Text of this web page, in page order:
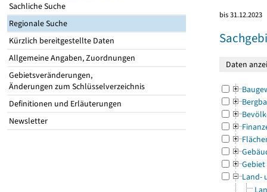
Sachliche Suche
Regionale Suche
Kürzlich bereitgestellte Daten
Allgemeine Angaben, Zuordnungen
Gebietsveränderungen,
Änderungen zum Schlüsselverzeichnis
Definitionen und Erläuterungen
Newsletter
bis 31.12.2023
Gebiet
Land-